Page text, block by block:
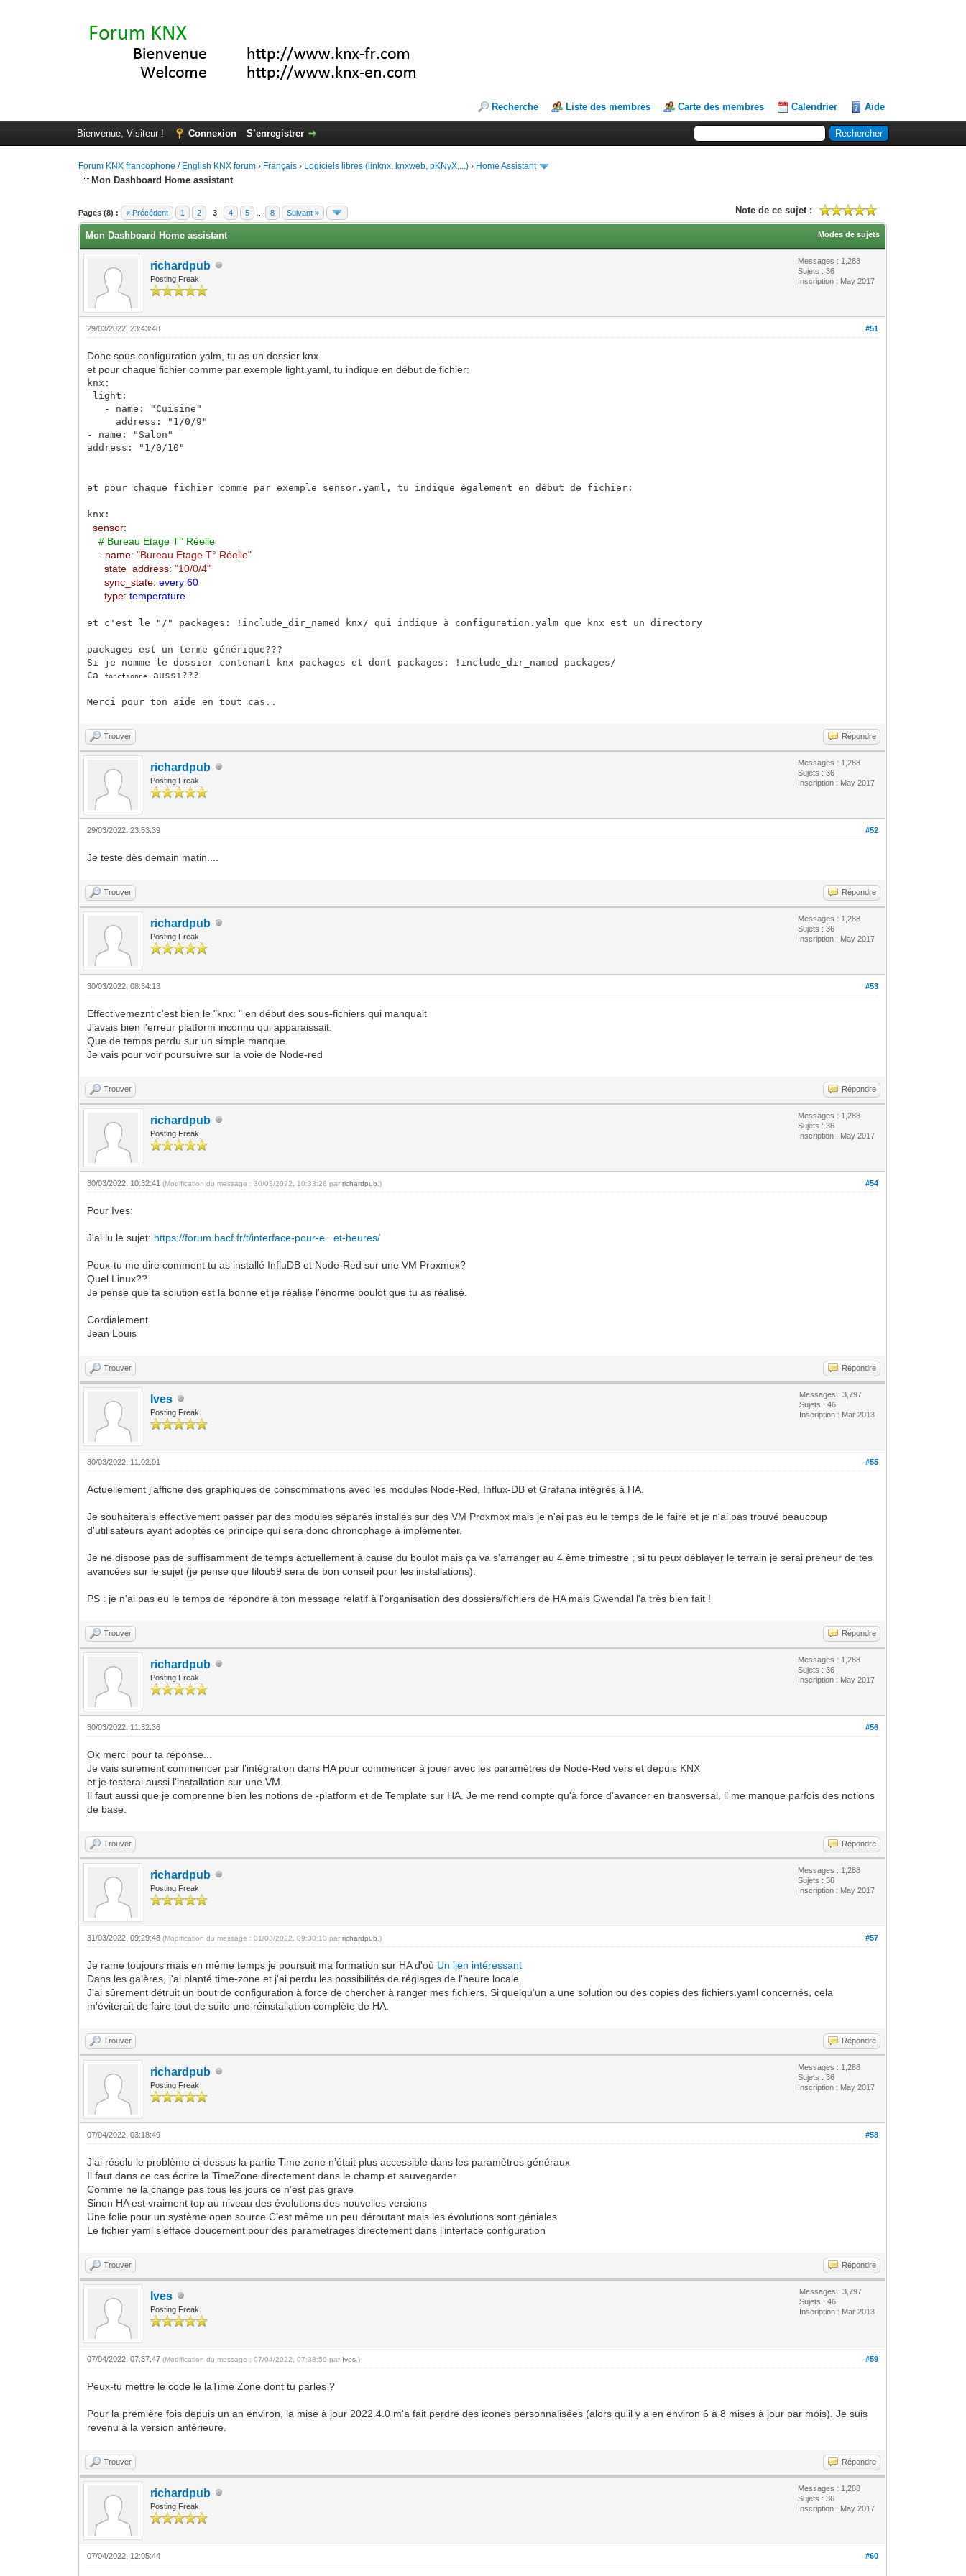
Recherche Liste des membres Carte des membres Calendrier Aide
Bienvenue, Visiteur ! Connexion S’enregistrer
Forum KNX francophone / English KNX forum › Français › Logiciels libres (linknx, knxweb, pKNyX,...) › Home Assistant
Mon Dashboard Home assistant
Pages (8) : « Précédent 1 2 3 4 5 8 Suivant » Note de ce sujet :
Moyenne : 5 (2 vote(s))
1
2
3
4
5
Modes de sujets
Mon Dashboard Home assistant
richardpub
Posting Freak
Messages : 1,288
Sujets : 36
Inscription : May 2017
#51
29/03/2022, 23:43:48
Donc sous configuration.yalm, tu as un dossier knx
et pour chaque fichier comme par exemple light.yaml, tu indique en début de fichier:
knx:
light:
- name: "Cuisine"
address: "1/0/9"
- name: "Salon"
address: "1/0/10"
et pour chaque fichier comme par exemple sensor.yaml, tu indique également en début de fichier:
knx:
sensor:
# Bureau Etage T° Réelle
- name:"Bureau Etage T° Réelle"
state_address:"10/0/4"
sync_state:every 60
type:temperature
et c'est le "/" packages: !include_dir_named knx/ qui indique à configuration.yalm que knx est un directory
packages est un terme générique???
Si je nomme le dossier contenant knx packages et dont packages: !include_dir_named packages /
Ca
fonctionne aussi???
Merci pour ton aide en tout cas..
Trouver Répondre
richardpub
Posting Freak
Messages : 1,288
Sujets : 36
Inscription : May 2017
#52
29/03/2022, 23:53:39
Je teste dès demain matin....
Trouver Répondre
richardpub
Posting Freak
Messages : 1,288
Sujets : 36
Inscription : May 2017
#53
30/03/2022, 08:34:13
Effectivemeznt c'est bien le "knx: " en début des sous-fichiers qui manquait
J'avais bien l'erreur platform inconnu qui apparaissait.
Que de temps perdu sur un simple manque.
Je vais pour voir poursuivre sur la voie de Node-red
Trouver Répondre
richardpub
Posting Freak
Messages : 1,288
Sujets : 36
Inscription : May 2017
#54
30/03/2022, 10:32:41(Modification du message : 30/03/2022, 10:33:28 parrichardpub .)
Pour Ives:
J'ai lu le sujet: https://forum.hacf.fr/t/interface-pour-e...et-heures/
Peux-tu me dire comment tu as installé InfluDB et Node-Red sur une VM Proxmox?
Quel Linux??
Je pense que ta solution est la bonne et je réalise l'énorme boulot que tu as réalisé.
Cordialement
Jean Louis
Trouver Répondre
Ives
Posting Freak
Messages : 3,797
Sujets : 46
Inscription : Mar 2013
#55
30/03/2022, 11:02:01
Actuellement j'affiche des graphiques de consommations avec les modules Node-Red, Influx-DB et Grafana intégrés à HA.
Je souhaiterais effectivement passer par des modules séparés installés sur des VM Proxmox mais je n'ai pas eu le temps de le faire et je n'ai pas trouvé beaucoup
d'utilisateurs ayant adoptés ce principe qui sera donc chronophage à implémenter.
Je ne dispose pas de suffisamment de temps actuellement à cause du boulot mais ça va s'arranger au 4 ème trimestre ; si tu peux déblayer le terrain je serai preneur de tes
avancées sur le sujet (je pense que filou59 sera de bon conseil pour les installations).
PS : je n'ai pas eu le temps de répondre à ton message relatif à l'organisation des dossiers/fichiers de HA mais Gwendal l'a très bien fait !
Trouver Répondre
richardpub
Posting Freak
Messages : 1,288
Sujets : 36
Inscription : May 2017
#56
30/03/2022, 11:32:36
Ok merci pour ta réponse...
Je vais surement commencer par l'intégration dans HA pour commencer à jouer avec les paramètres de Node-Red vers et depuis KNX
et je testerai aussi l'installation sur une VM.
Il faut aussi que je comprenne bien les notions de -platform et de Template sur HA. Je me rend compte qu'à force d'avancer en transversal, il me manque parfois des notions
de base.
Trouver Répondre
richardpub
Posting Freak
Messages : 1,288
Sujets : 36
Inscription : May 2017
#57
31/03/2022, 09:29:48(Modification du message : 31/03/2022, 09:30:13 parrichardpub .)
Je rame toujours mais en même temps je poursuit ma formation sur HA d'où Un lien intéressant
Dans les galères, j'ai planté time-zone et j'ai perdu les possibilités de réglages de l'heure locale.
J'ai sûrement détruit un bout de configuration à force de chercher à ranger mes fichiers. Si quelqu'un a une solution ou des copies des fichiers.yaml concernés, cela
m'éviterait de faire tout de suite une réinstallation complète de HA.
Trouver Répondre
richardpub
Posting Freak
Messages : 1,288
Sujets : 36
Inscription : May 2017
#58
07/04/2022, 03:18:49
J’ai résolu le problème ci-dessus la partie Time zone n’était plus accessible dans les paramètres généraux
Il faut dans ce cas écrire la TimeZone directement dans le champ et sauvegarder
Comme ne la change pas tous les jours ce n’est pas grave
Sinon HA est vraiment top au niveau des évolutions des nouvelles versions
Une folie pour un système open source C’est même un peu déroutant mais les évolutions sont géniales
Le fichier yaml s’efface doucement pour des parametrages directement dans l’interface configuration
Trouver Répondre
Ives
Posting Freak
Messages : 3,797
Sujets : 46
Inscription : Mar 2013
#59
07/04/2022, 07:37:47(Modification du message : 07/04/2022, 07:38:59 par Ives .)
Peux-tu mettre le code le laTime Zone dont tu parles ?
Pour la première fois depuis un an environ, la mise à jour 2022.4.0 m'a fait perdre des icones personnalisées (alors qu'il y a en environ 6 à 8 mises à jour par mois). Je suis
revenu à la version antérieure.
Trouver Répondre
richardpub
Posting Freak
Messages : 1,288
Sujets : 36
Inscription : May 2017
#60
07/04/2022, 12:05:44